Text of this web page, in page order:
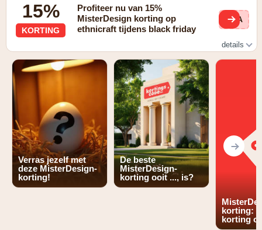
15%
KORTING
Profiteer nu van 15%
MisterDesign korting op
ethnicraft tijdens black friday
BLA
details
15% korting op Ethnicraft
Verras jezelf met
deze MisterDesign-
korting!
De beste
MisterDesign-
korting ooit ..., is?
korting: -
korting